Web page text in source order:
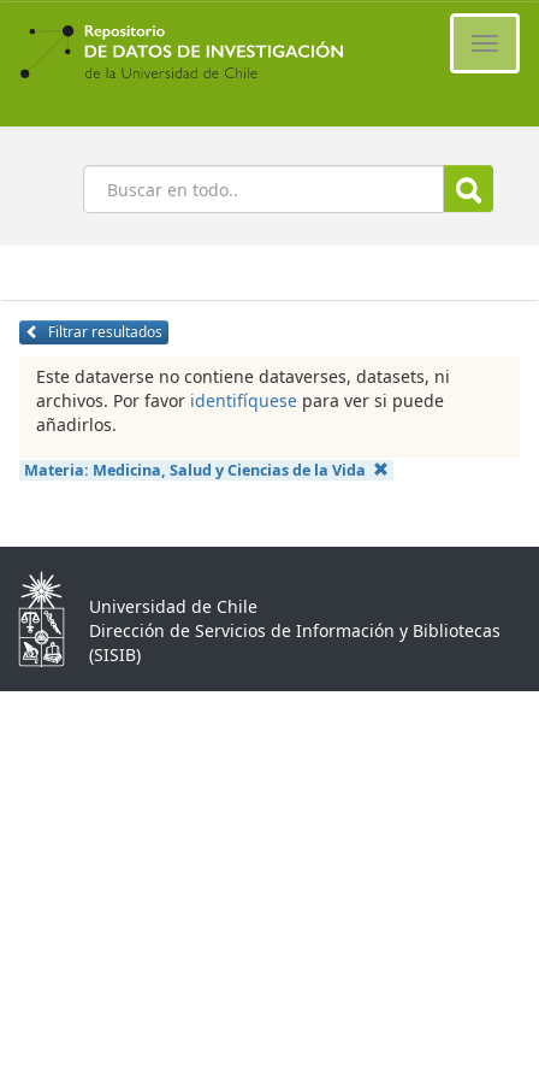
Ir
contenido
principal
Buscar
Filtrar resultados
Este dataverse no contiene dataverses, datasets, ni
archivos. Por favor identifíquese para ver si puede
añadirlos.
Materia: Medicina, Salud y Ciencias de la Vida
Universidad de Chile
Dirección de Servicios de Información y Bibliotecas
(SISIB)